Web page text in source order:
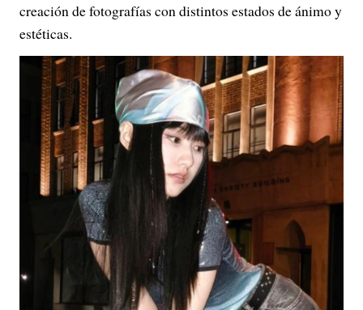
creación de fotografías con distintos estados de ánimo y
estéticas.